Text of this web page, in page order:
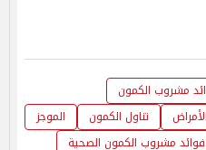
مشروب الكمون
الأمراض تناول الكمون
الموجز
فوائد مشروب الكمون الصحية